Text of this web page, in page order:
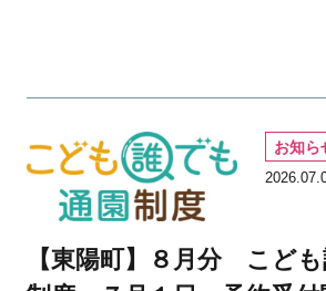
お知ら
【東陽町】８月分 こど